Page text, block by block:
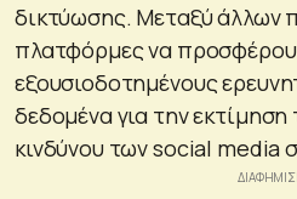
δικτύωσης. Μεταξύ άλλων
πλατφόρμες να
εξουσιοδοτημένους
δεδομένα για την
κινδύνου των social media